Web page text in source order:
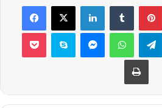
Facebook
X LinkedInTumblr
Pocket Skype Messenger